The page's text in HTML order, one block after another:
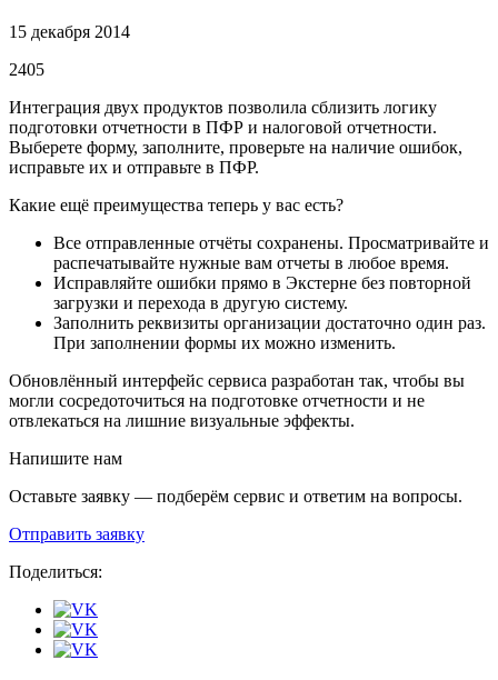
15 декабря 2014
2405
Интеграция двух продуктов позволила сблизить логику
подготовки отчетности в ПФР и налоговой отчетности.
Выберете форму, заполните, проверьте на наличие ошибок,
исправьте их и отправьте в ПФР.
Какие ещё преимущества теперь у вас есть?
Все отправленные отчёты сохранены. Просматривайте и
распечатывайте нужные вам отчеты в любое время.
Исправляйте ошибки прямо в Экстерне без повторной
загрузки и перехода в другую систему.
Заполнить реквизиты организации достаточно один раз.
При заполнении формы их можно изменить.
Обновлённый интерфейс сервиса разработан так, чтобы вы
могли сосредоточиться на подготовке отчетности и не
отвлекаться на лишние визуальные эффекты.
Напишите нам
Оставьте заявку — подберём сервис и ответим на вопросы.
Отправить заявку
Поделиться: